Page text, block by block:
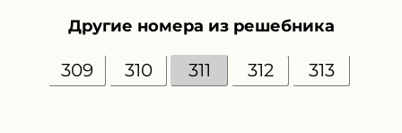
Другие номера из решебника
309 310 311 312 313